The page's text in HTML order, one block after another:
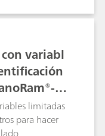
puede
o se
(LSA,
productos
un área de
de
estos
variabl
10
limitadas
para hacer